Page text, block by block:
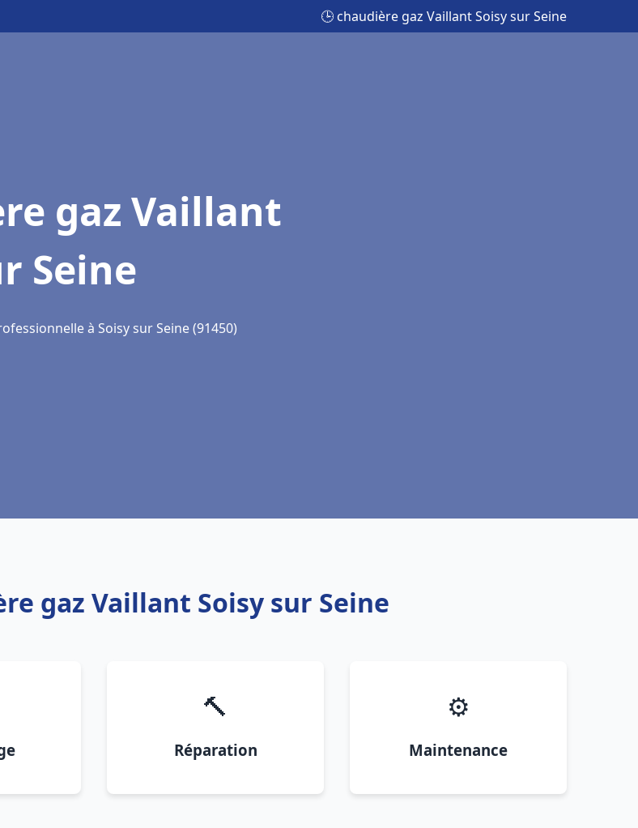
🕒 chaudière gaz Vaillant Soisy sur Seine
gaz Vaillant
Seine
à Soisy sur Seine (91450)
gaz Vaillant Soisy sur Seine
🔨
Réparation
⚙️
Maintenance